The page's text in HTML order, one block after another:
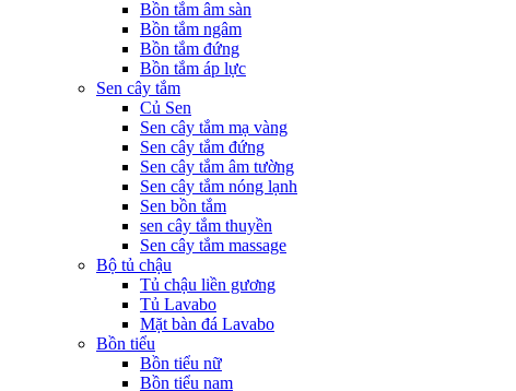
Bồn tắm âm sàn
Bồn tắm ngâm
Bồn tắm đứng
Bồn tắm áp lực
Sen cây tắm
Củ Sen
Sen cây tắm mạ vàng
Sen cây tắm đứng
Sen cây tắm âm tường
Sen cây tắm nóng lạnh
Sen bồn tắm
sen cây tắm thuyền
Sen cây tắm massage
Bộ tủ chậu
Tủ chậu liền gương
Tủ Lavabo
Mặt bàn đá Lavabo
Bồn tiểu
Bồn tiểu nữ
Bồn tiểu nam